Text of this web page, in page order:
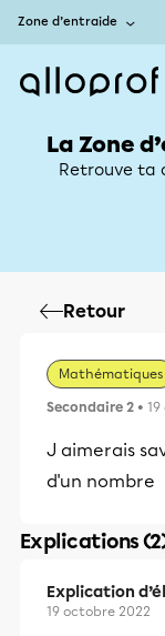
Zone d’entraide
La Zone
Retrouve ta
Retour
Mathématiques
Secondaire 2 •
J aimerais
d'un nombre
Explications
Explication
19 octobre 2022